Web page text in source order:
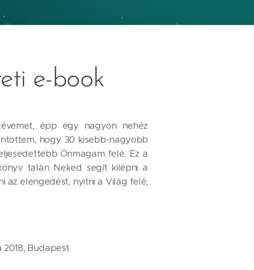
e-book
épp egy nagyon nehéz
hogy 30 kisebb-nagyobb
Önmagam felé. Ez a
talán Neked segít kilépni a
az elengedést, nyitni a Világ felé,
2018, Budapest